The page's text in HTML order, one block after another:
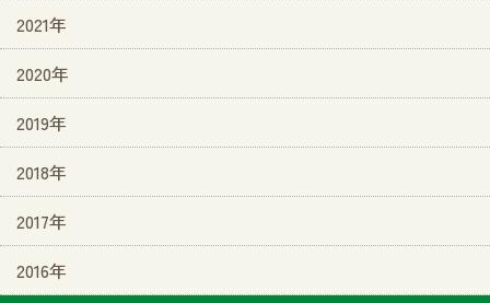
2021年
2020年
2019年
2018年
2017年
2016年